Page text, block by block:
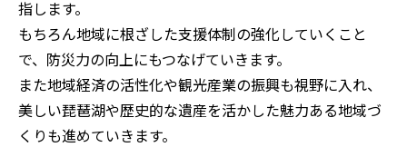
指します。
もちろん地域に根ざした支援体制の強化していくこと
で、防災力の向上にもつなげていきます。
また地域経済の活性化や観光産業の振興も視野に入れ、
美しい琵琶湖や歴史的な遺産を活かした魅力ある地域づ
くりも進めていきます。